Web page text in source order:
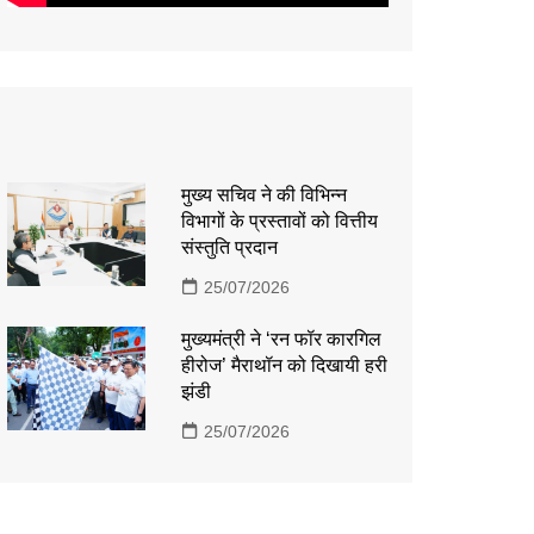
मुख्य सचिव ने की विभिन्न
विभागों के प्रस्तावों को वित्तीय
संस्तुति प्रदान
25/07/2026
मुख्यमंत्री ने ‘रन फॉर कारगिल
हीरोज’ मैराथॉन को दिखायी हरी
झंडी
25/07/2026